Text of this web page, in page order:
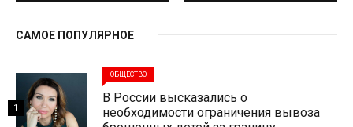
САМОЕ ПОПУЛЯРНОЕ
ОБЩЕСТВО
В России высказались о
необходимости ограничения вывоза
1